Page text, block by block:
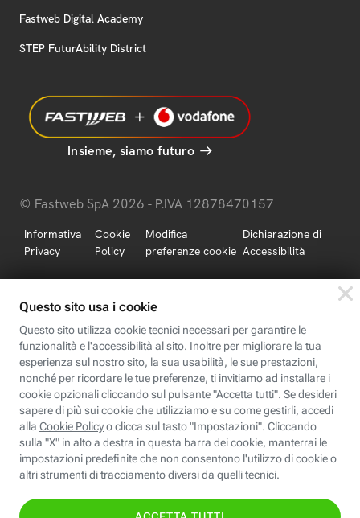
Fastweb Digital Academy
STEP FuturAbility District
Insieme, siamo futuro
© Fastweb SpA 2026 - P.IVA 12878470157
Informativa
Privacy
Cookie
Policy
Modifica
preferenze cookie
Dichiarazione di
Accessibilità